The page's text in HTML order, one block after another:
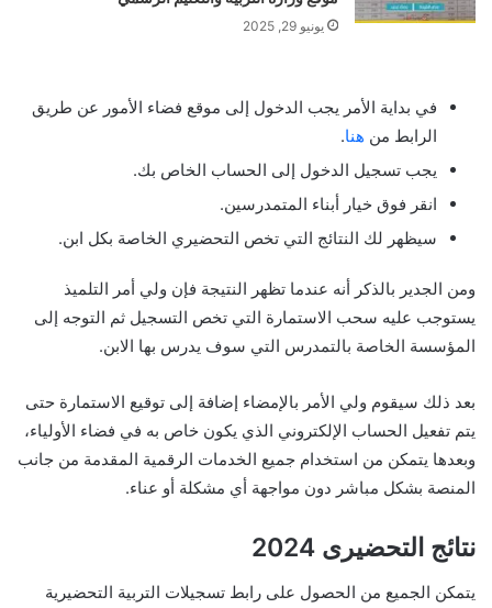
يونيو 29, 2025
في بداية الأمر يجب الدخول إلى موقع فضاء الأمور عن طريق
الرابط من هنا.
يجب تسجيل الدخول إلى الحساب الخاص بك.
انقر فوق خيار أبناء المتمدرسين.
سيظهر لك النتائج التي تخص التحضيري الخاصة بكل ابن.
ومن الجدير بالذكر أنه عندما تظهر النتيجة فإن ولي أمر التلميذ
يستوجب عليه سحب الاستمارة التي تخص التسجيل ثم التوجه إلى
المؤسسة الخاصة بالتمدرس التي سوف يدرس بها الابن.
بعد ذلك سيقوم ولي الأمر بالإمضاء إضافة إلى توقيع الاستمارة حتى
يتم تفعيل الحساب الإلكتروني الذي يكون خاص به في فضاء الأولياء،
وبعدها يتمكن من استخدام جميع الخدمات الرقمية المقدمة من جانب
المنصة بشكل مباشر دون مواجهة أي مشكلة أو عناء.
نتائج التحضيرى 2024
يتمكن الجميع من الحصول على رابط تسجيلات التربية التحضيرية